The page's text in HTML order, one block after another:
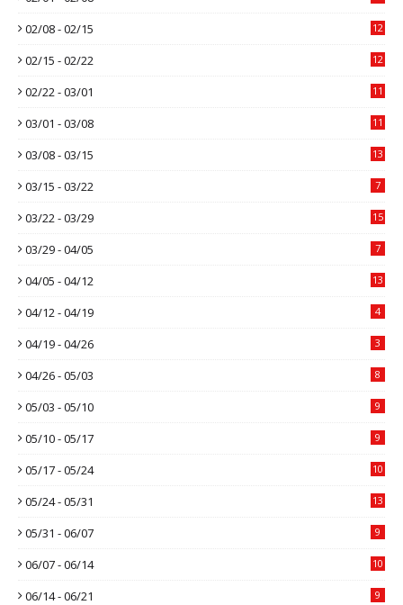
02/08 - 02/15 12
02/15 - 02/22 12
02/22 - 03/01 11
03/01 - 03/08 11
03/08 - 03/15 13
03/15 - 03/22 7
03/22 - 03/29 15
03/29 - 04/05 7
04/05 - 04/12 13
04/12 - 04/19 4
04/19 - 04/26 3
04/26 - 05/03 8
05/03 - 05/10 9
05/10 - 05/17 9
05/17 - 05/24 10
05/24 - 05/31 13
05/31 - 06/07 9
06/07 - 06/14 10
06/14 - 06/21 9